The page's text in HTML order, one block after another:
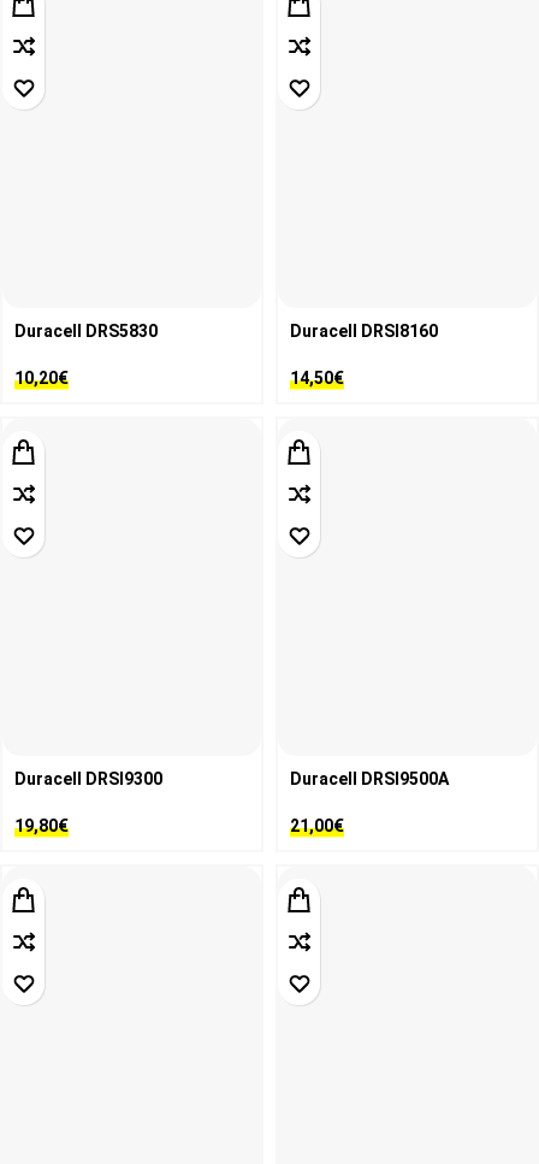
Duracell DRS5830
10,20€
Duracell DRSI8160
14,50€
Duracell DRSI9300
19,80€
Duracell DRSI9500A
21,00€